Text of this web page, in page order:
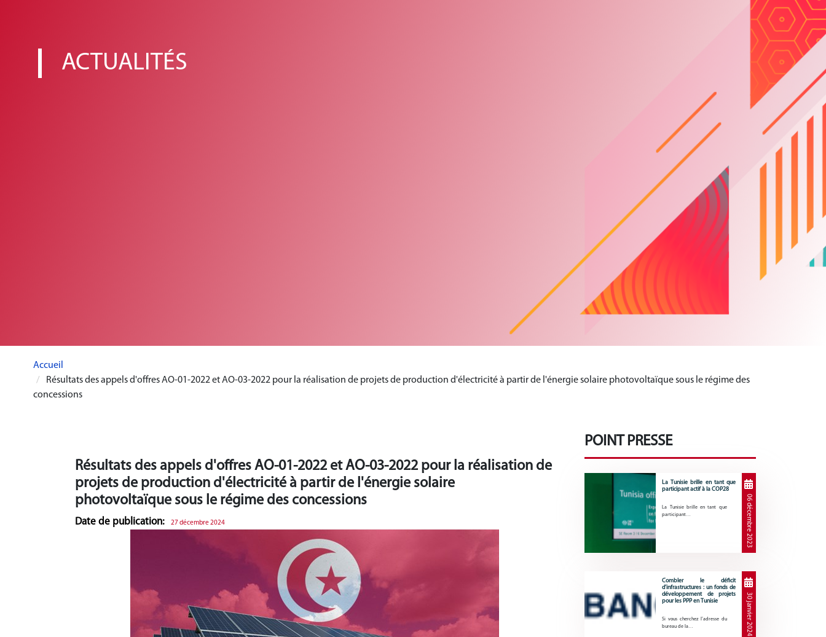
ACTUALITÉS
Accueil
Résultats des appels d'offres AO-01-2022 et AO-03-2022 pour la réalisation de projets de production d'électricité à partir de l'énergie solaire photovoltaïque sous le régime des
concessions
Résultats des appels d'offres AO-01-2022 et AO-03-2022 pour la réalisation de
projets de production d'électricité à partir de l'énergie solaire
photovoltaïque sous le régime des concessions
Date de publication: 27 décembre 2024
POINT PRESSE
La Tunisie brille en tant que
participant actif à la COP28
La Tunisie brille en tant que
participant…
06 décembre 2023
Combler le déficit
d’infrastructures : un fonds de
développement de projets
pour les PPP en Tunisie
Si vous cherchez l’adresse du
bureau de la…
30 janvier 2024